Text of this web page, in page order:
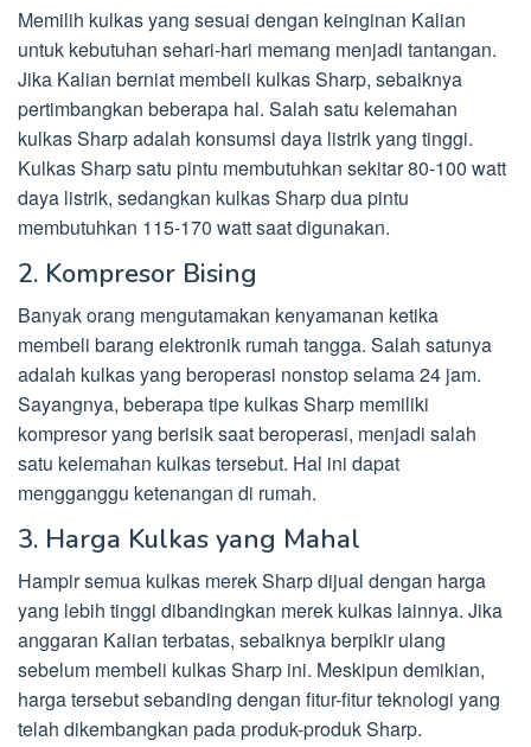
Memilih kulkas yang sesuai dengan keinginan Kalian
untuk kebutuhan sehari-hari memang menjadi tantangan.
Jika Kalian berniat membeli kulkas Sharp, sebaiknya
pertimbangkan beberapa hal. Salah satu kelemahan
kulkas Sharp adalah konsumsi daya listrik yang tinggi.
Kulkas Sharp satu pintu membutuhkan sekitar 80-100 watt
daya listrik, sedangkan kulkas Sharp dua pintu
membutuhkan 115-170 watt saat digunakan.
2. Kompresor Bising
Banyak orang mengutamakan kenyamanan ketika
membeli barang elektronik rumah tangga. Salah satunya
adalah kulkas yang beroperasi nonstop selama 24 jam.
Sayangnya, beberapa tipe kulkas Sharp memiliki
kompresor yang berisik saat beroperasi, menjadi salah
satu kelemahan kulkas tersebut. Hal ini dapat
mengganggu ketenangan di rumah.
3. Harga Kulkas yang Mahal
Hampir semua kulkas merek Sharp dijual dengan harga
yang lebih tinggi dibandingkan merek kulkas lainnya. Jika
anggaran Kalian terbatas, sebaiknya berpikir ulang
sebelum membeli kulkas Sharp ini. Meskipun demikian,
harga tersebut sebanding dengan fitur-fitur teknologi yang
telah dikembangkan pada produk-produk Sharp.